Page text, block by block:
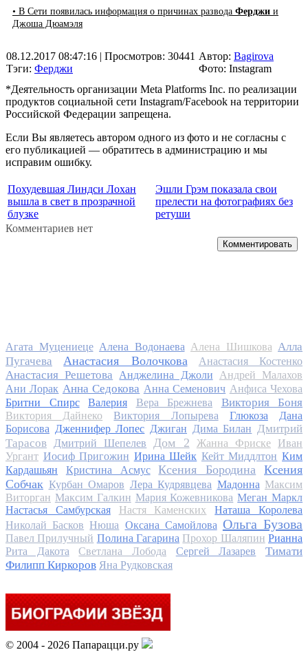
• В Сети появилась информация о причинах развода Ферджи и
Джоша Дюамэля
08.12.2017 08:47:16 | Просмотров: 30441
Тэги: Ферджи
Автор: Bagirova
Фото: Instagram
*Деятельность организации Meta Platforms Inc. по реализации
продуктов социальной сети Instagram/Facebook на территории
Российской Федерации запрещена.
Если Вы являетесь автором одного из фото и не согласны с
его публикацией — обратитесь в администрацию и мы
исправим ошибку.
Похудевшая Линдси Лохан
вышла в свет в прозрачной
блузке
Эшли Грэм показала свои
прелести на фотографиях без
ретуши
Комментариев нет
Комментировать
Агата Муцениеце Алена Водонаева Алена Шишкова Алла
Пугачева
Анастасия Волочкова Анастасия Костенко
Анастасия Решетова Анджелина Джоли
Андрей Малахов
Ани Лорак Анна Седокова Анна Семенович Анфиса Чехова
Бритни Спирс
Валерия Вера Брежнева Виктория Боня
Виктория Дайнеко Виктория Лопырева Глюкоза
Дана
Борисова Дженнифер Лопес Джиган Дима Билан Дмитрий
Тарасов
Дмитрий Шепелев Дом 2 Жанна Фриске
Иван
Ургант Иосиф Пригожин Ирина Шейк Кейт Миддлтон Ким
Кардашьян
Кристина Асмус Ксения Бородина
Ксения
Собчак Курбан Омаров Лера Кудрявцева Мадонна Максим
Виторган Максим Галкин Мария Кожевникова Меган Маркл
Настасья Самбурская
Настя Каменских
Наташа Королева
Николай Басков Нюша Оксана Самойлова Ольга Бузова
Павел Прилучный Полина Гагарина Прохор Шаляпин Рианна
Рита Дакота
Светлана Лобода Сергей Лазарев
Тимати
Филипп Киркоров Яна Рудковская
© 2004 - 2026 Папарацци.ру